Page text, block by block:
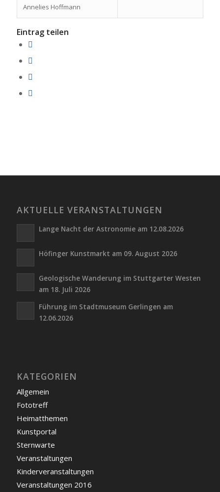
Annelies Hoffmann
Eintrag teilen
AKTUELLE VERANSTALTUNGEN
Lange Nacht der Astronomie am 12.08.2026
Höfinger Kunstmarkt am 09. August 2026
Geologische Wanderung im Stuttgarter Westen
am 18. Juli 2026
Führung im Stadtmuseum Gerlingen am
12.06.2026
KATEGORIEN
Allgemein
Fototreff
Heimatthemen
Kunstportal
Sternwarte
Veranstaltungen
Kinderveranstaltungen
Veranstaltungen 2016